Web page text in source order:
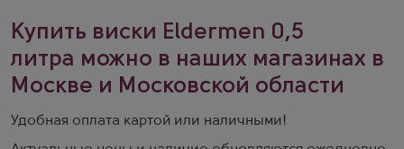
Купить виски Eldermen 0,5
литра можно в наших магазинах в
Москве и Московской области
Удобная оплата картой или наличными!